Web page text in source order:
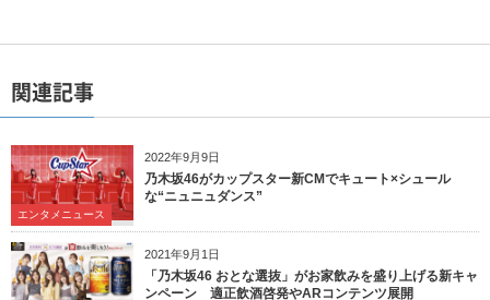
関連記事
2022年9月9日
エンタメニュース
乃木坂46がカップスター新CMでキュート×シュール
な“ニュニュダンス”
2021年9月1日
「乃木坂46 おとな選抜」がお家飲みを盛り上げる新キャ
ンペーン 適正飲酒啓発やARコンテンツ展開